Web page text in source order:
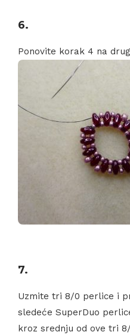
6.
Ponovite korak 4 na
7.
Uzmite tri 8/0 perlice i
sledeće SuperDuo
kroz srednju od ove tri